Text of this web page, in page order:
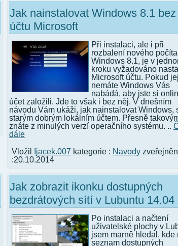
Jak nainstalovat Windows 8.1 bez
účtu Microsoft
Při instalaci, ale i při
rozbalení nového
Windows 8.1, je v
kroku vyžadováno
Microsoft účtu. Pokud jej
nemáte Windows Vás
nabádá, aby jste si
účet založili. Jde to však i bez něj. V dnešním
návodu Vám ukáži, jak nainstalovat Windows,
starým dobrým lokálním účtem. Přesně
znáte z minulých verzí operačního systému. ..
dále
Vložil
Ijacek.007 kategorie : Navody
:20.10.2014
Jak zobrazit ikonku dostupných
bezdrátových sítí v Lubuntu 14.04
Po instalaci a načtení
uživatelské plochy v
jsem marně hledal, kde
seznam dostupných